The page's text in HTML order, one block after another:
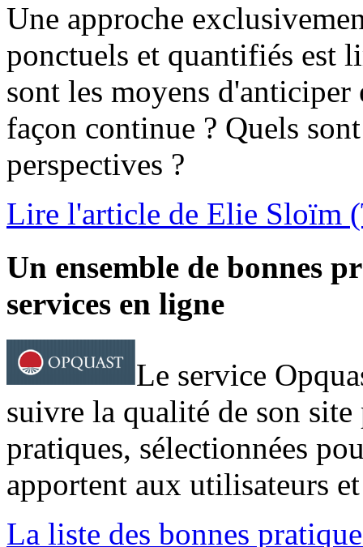
Une approche
ponctuels et quantifiés est
sont les moyens
façon continue ? Quels
perspectives ?
Lire l'article de Elie Sloïm
Un ensemble de bonnes
services en ligne
Le service
suivre la qualité de son
pratiques, sélectionnées
apportent aux utilisateurs
La liste des bonnes